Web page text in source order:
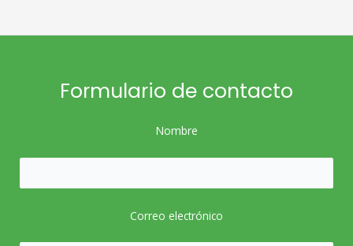
Formulario de contacto
Nombre
Correo electrónico